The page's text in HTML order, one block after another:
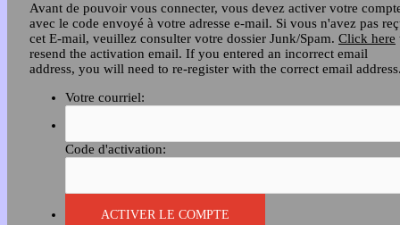
Avant de pouvoir vous connecter, vous devez activer votre
avec le code envoyé à votre adresse e-mail. Si vous n'avez pas
cet E-mail, veuillez consulter votre dossier Junk/Spam. Click here
resend the activation email. If you entered an incorrect email
address, you will need to re-register with the correct email
Votre courriel:
Code d'activation: